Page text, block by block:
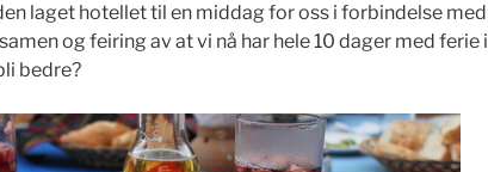
laget hotellet til en middag for oss i forbindelse med
og feiring av at vi nå har hele 10 dager med ferie i
bedre?